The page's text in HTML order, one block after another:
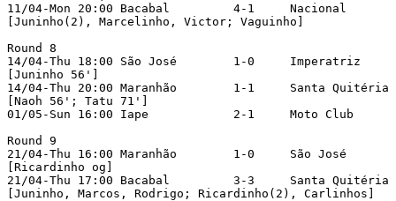
11/04-Mon 20:00	Bacabal	        4-1	Nacional
[Juninho(2), Marcelinho, Victor; Vaguinho]
Round 8
14/04-Thu 18:00	São José	1-0	Imperatriz
[Juninho 56']
14/04-Thu 20:00	Maranhão	1-1	Santa Quitéria
[Naoh 56'; Tatu 71']
01/05-Sun 16:00	Iape	        2-1	Moto Club
Round 9
21/04-Thu 16:00	Maranhão	1-0	São José
[Ricardinho og]
21/04-Thu 17:00	Bacabal	        3-3	Santa Quitéria
[Juninho, Marcos, Rodrigo; Ricardinho(2), Carlinhos]